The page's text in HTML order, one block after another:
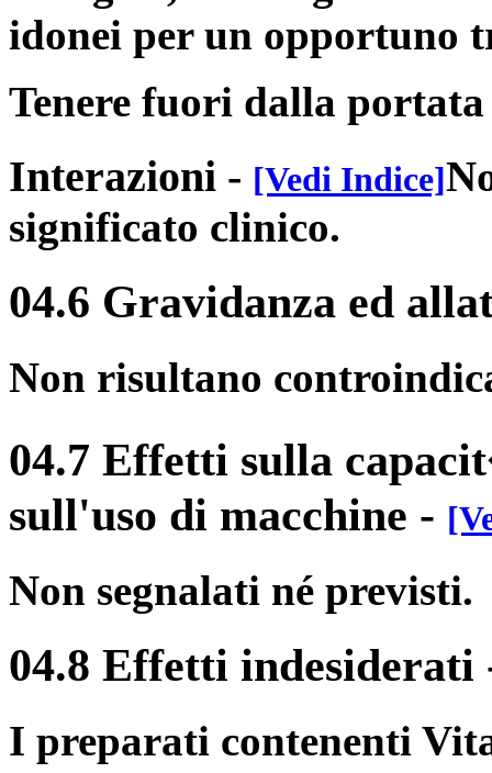
idonei per un opportuno
Tenere fuori dalla
Interazioni - [Vedi Indice]
significato clinico.
04.6 Gravidanza ed
Non risultano
04.7 Effetti sulla
sull'uso di macchine -
Non segnalati né previsti.
04.8 Effetti indesiderati
I preparati contenenti